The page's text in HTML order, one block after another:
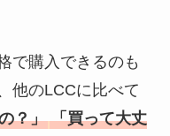
で購入できるのも
他のLCCに比べて
？」 「買って大丈